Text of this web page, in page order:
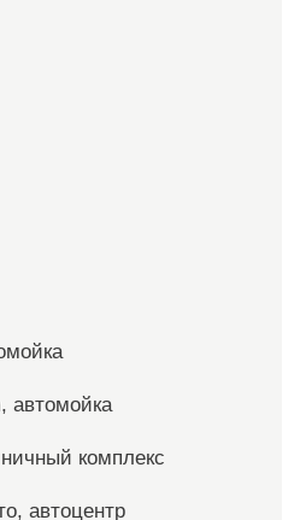
автомойка
комплекс
автоцентр